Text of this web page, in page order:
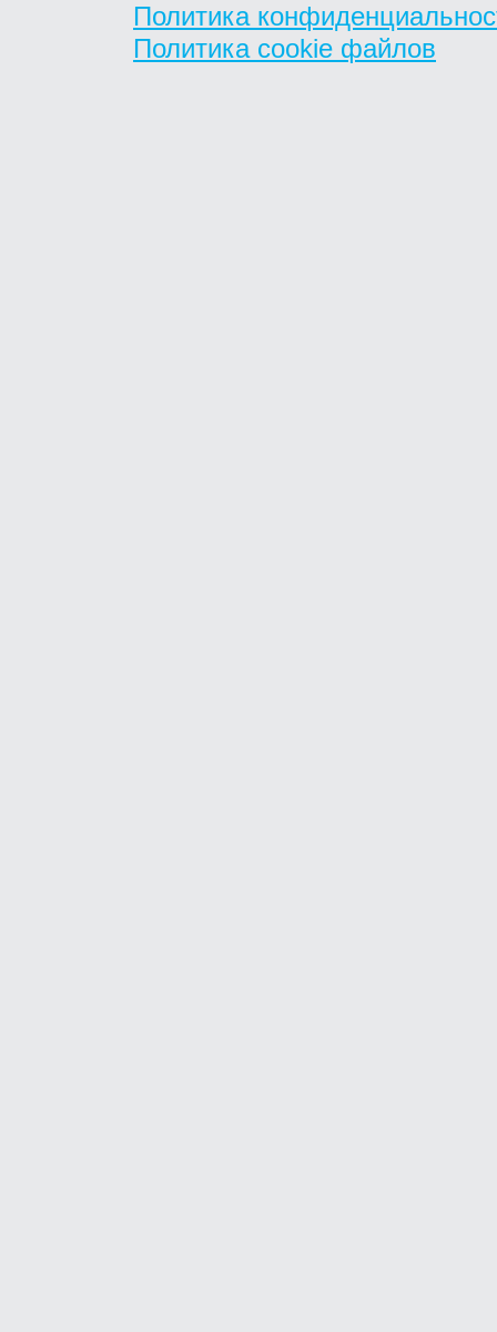
Политика
Политика cookie файлов